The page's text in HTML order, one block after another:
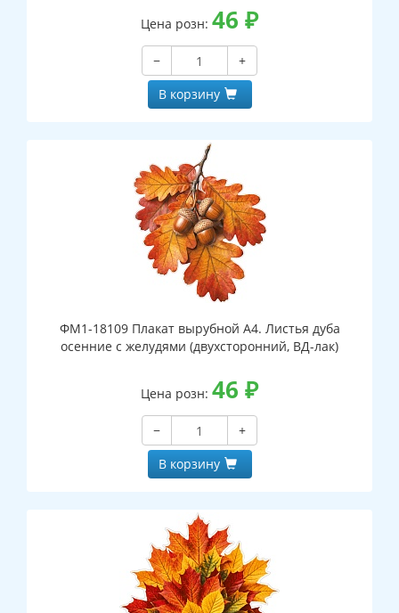
Цена розн: 46 ₽
−
+
В корзину
ФМ1-18109 Плакат вырубной А4. Листья дуба
осенние с желудями (двухсторонний, ВД-лак)
Цена розн: 46 ₽
−
+
В корзину